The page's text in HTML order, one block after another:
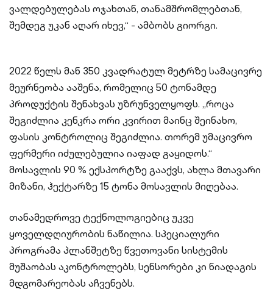
ვალდებულებას ოჯახთან, თანამშრომლებთან,
შემდეგ უკან აღარ იხევ,“ - ამბობს გიორგი.
2022 წელს მან 350 კვადრატულ მეტრზე სამაცივრე
მეურნეობა ააშენა, რომელიც 50 ტონამდე
პროდუქტის შენახვას უზრუნველყოფს. „როცა
შეგიძლია კენკრა ორი კვირით მაინც შეინახო,
ფასის კონტროლიც შეგიძლია. თორემ უმაცივრო
ფერმერი იძულებულია იაფად გაყიდოს.“
მოსავლის 90 % ექსპორტზე გააქვს, ახლა მთავარი
მიზანი, ჰექტარზე 15 ტონა მოსავლის მიღებაა.
თანამედროვე ტექნოლოგიებიც უკვე
ყოველდღიურობის ნაწილია. სპეციალური
პროგრამა პლანშეტზე წვეთოვანი სისტემის
მუშაობას აკონტროლებს, სენსორები კი ნიადაგის
მდგომარეობას აჩვენებს.